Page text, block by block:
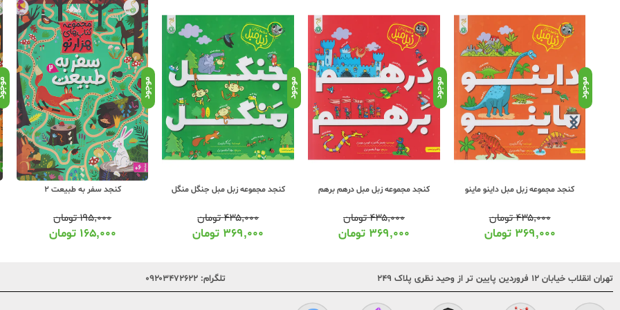
موجود
کنجد مجموعه زبل مبل داینو ماینو
۴۳۵,۰۰۰تومان
۳۶۹,۰۰۰ تومان
موجود
کنجد مجموعه زبل مبل درهم برهم
۴۳۵,۰۰۰تومان
۳۶۹,۰۰۰ تومان
موجود
کنجد مجموعه زبل مبل جنگل منگل
۴۳۵,۰۰۰تومان
۳۶۹,۰۰۰ تومان
موجود
کنجد سفر به طبیعت 2
۱۹۵,۰۰۰تومان
۱۶۵,۰۰۰ تومان
تهران انقلاب خیابان ۱۲ فروردین پایین تر از وحید نظری پلاک ۲۴۹ تلگرام: ۰۹۲۰۳۴۷۲۶۲۲